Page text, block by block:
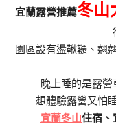
宜蘭露營推薦冬山
園區設有盪鞦韆、翹
晚上睡的是露營
想體驗露營又怕
宜蘭冬山住宿、